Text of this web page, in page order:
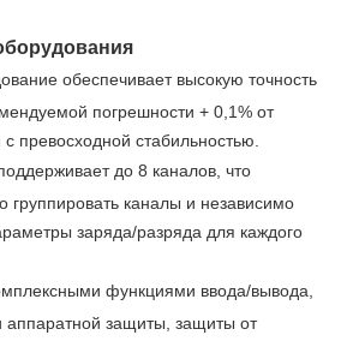
обеспечивает высокую точность
погрешности + 0,1% от
превосходной стабильностью.
до 8 каналов, что
группировать каналы и независимо
заряда/разряда для каждого
функциями ввода/вывода,
аппаратной защиты, защиты от